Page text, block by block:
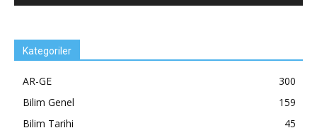
Kategoriler
AR-GE
300
Bilim Genel
159
Bilim Tarihi
45